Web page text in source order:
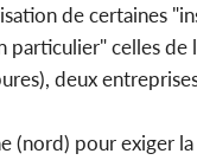
de certaines
particulier" celles
deux
(nord) pour exiger